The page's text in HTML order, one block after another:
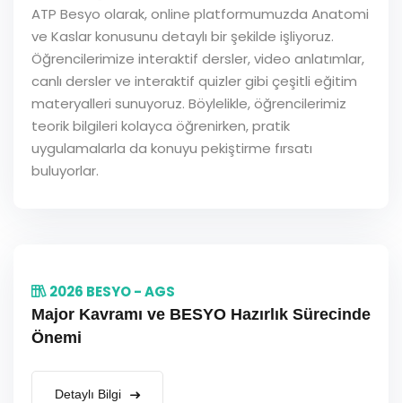
ATP Besyo olarak, online platformumuzda Anatomi
ve Kaslar konusunu detaylı bir şekilde işliyoruz.
Öğrencilerimize interaktif dersler, video anlatımlar,
canlı dersler ve interaktif quizler gibi çeşitli eğitim
materyalleri sunuyoruz. Böylelikle, öğrencilerimiz
teorik bilgileri kolayca öğrenirken, pratik
uygulamalarla da konuyu pekiştirme fırsatı
buluyorlar.
2026 BESYO - AGS
Major Kavramı ve BESYO Hazırlık Sürecinde
Önemi
Detaylı Bilgi